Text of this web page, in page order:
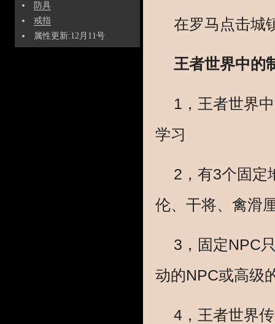
在罗马点击城
王者世界中的
1，王者世界
学习
2，有3个固定
伦、干将、禽滑
3，固定NPC
动的NPC或高级
4，王者世界
防具
戒指
属性更新:12月11号